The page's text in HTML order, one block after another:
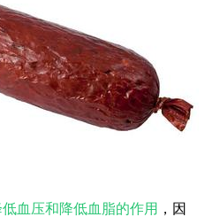
血压和降低血脂的作用 ，因